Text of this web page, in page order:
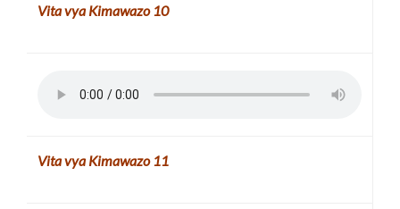
Vita vya Kimawazo10
Vita vya Kimawazo11